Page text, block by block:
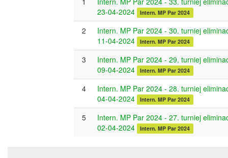
23-04-2024
Intern. MP Par 2024
2
Intern. MP Par 2024 - 30. turniej
11-04-2024
Intern. MP Par 2024
3
Intern. MP Par 2024 - 29. turniej
09-04-2024
Intern. MP Par 2024
4
Intern. MP Par 2024 - 28. turniej
04-04-2024
Intern. MP Par 2024
5
Intern. MP Par 2024 - 27. turniej
02-04-2024
Intern. MP Par 2024